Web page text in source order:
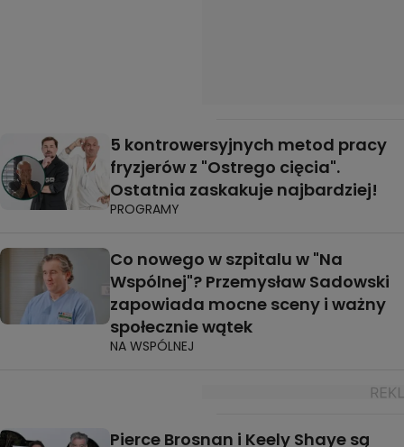
5 kontrowersyjnych metod pracy
fryzjerów z "Ostrego cięcia".
Ostatnia zaskakuje najbardziej!
PROGRAMY
Co nowego w szpitalu w "Na
Wspólnej"? Przemysław Sadowski
zapowiada mocne sceny i ważny
społecznie wątek
NA WSPÓLNEJ
Pierce Brosnan i Keely Shaye są